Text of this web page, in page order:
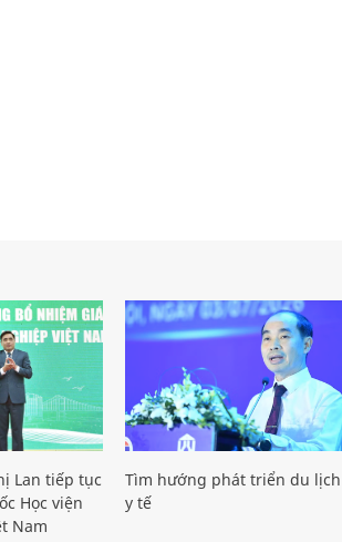
Lan tiếp tục
Học viện
Nam
Tìm hướng phát triển du lịch
y tế